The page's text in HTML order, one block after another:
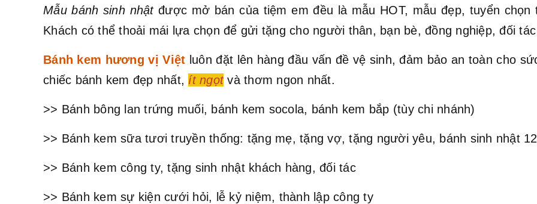
Mẫu bánh sinh nhậtđược mở bán của tiệm em đều là mẫu HOT, mẫu đẹp, tuyển chọn
Khách có thể thoải mái lựa chọn để gửi tặng cho người thân, bạn bè, đồng nghiệp, đối
Bánh kem hương vị Việt luôn đặt lên hàng đầu vấn đề vệ sinh, đảm bảo an toàn cho
chiếc bánh kem đẹp nhất, ít ngọtvà thơm ngon nhất.
>> Bánh bông lan trứng muối, bánh kem socola, bánh kem bắp (tùy chi nhánh)
>> Bánh kem sữa tươi truyền thống: tặng mẹ, tặng vợ, tặng người yêu, bánh sinh nhật
>> Bánh kem công ty, tặng sinh nhật khách hàng, đối tác
>> Bánh kem sự kiện cưới hỏi, lễ kỷ niệm, thành lập công ty